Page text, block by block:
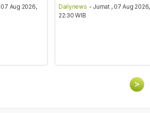
Aug 2026,
Dailynews - Jumat , 07 Aug 2026,
22:30 WIB
>